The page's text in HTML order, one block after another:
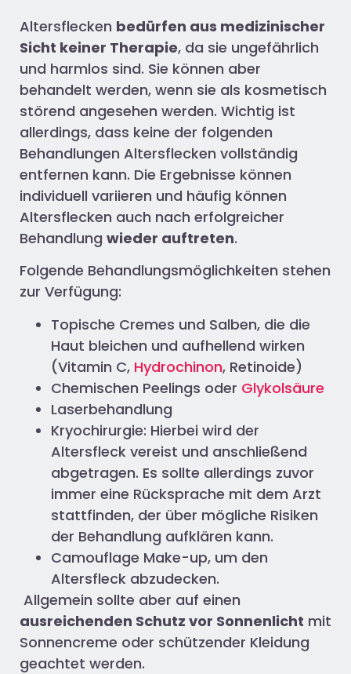
Altersflecken bedürfen aus medizinischer
Sicht keiner Therapie, da sie ungefährlich
und harmlos sind. Sie können aber
behandelt werden, wenn sie als kosmetisch
störend angesehen werden. Wichtig ist
allerdings, dass keine der folgenden
Behandlungen Altersflecken vollständig
entfernen kann. Die Ergebnisse können
individuell variieren und häufig können
Altersflecken auch nach erfolgreicher
Behandlung wieder auftreten.
Folgende Behandlungsmöglichkeiten stehen
zur Verfügung:
Topische Cremes und Salben, die die
Haut bleichen und aufhellend wirken
(Vitamin C, Hydrochinon, Retinoide)
Chemischen Peelings oder Glykolsäure
Laserbehandlung
Kryochirurgie: Hierbei wird der
Altersfleck vereist und anschließend
abgetragen. Es sollte allerdings zuvor
immer eine Rücksprache mit dem Arzt
stattfinden, der über mögliche Risiken
der Behandlung aufklären kann.
Camouflage Make-up, um den
Altersfleck abzudecken.
Allgemein sollte aber auf einen
ausreichenden Schutz vor Sonnenlicht mit
Sonnencreme oder schützender Kleidung
geachtet werden.